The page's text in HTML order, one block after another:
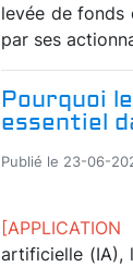
levée de fonds
par ses
Pourquoi
essentiel
Publié le 23-06-
artificielle (IA),